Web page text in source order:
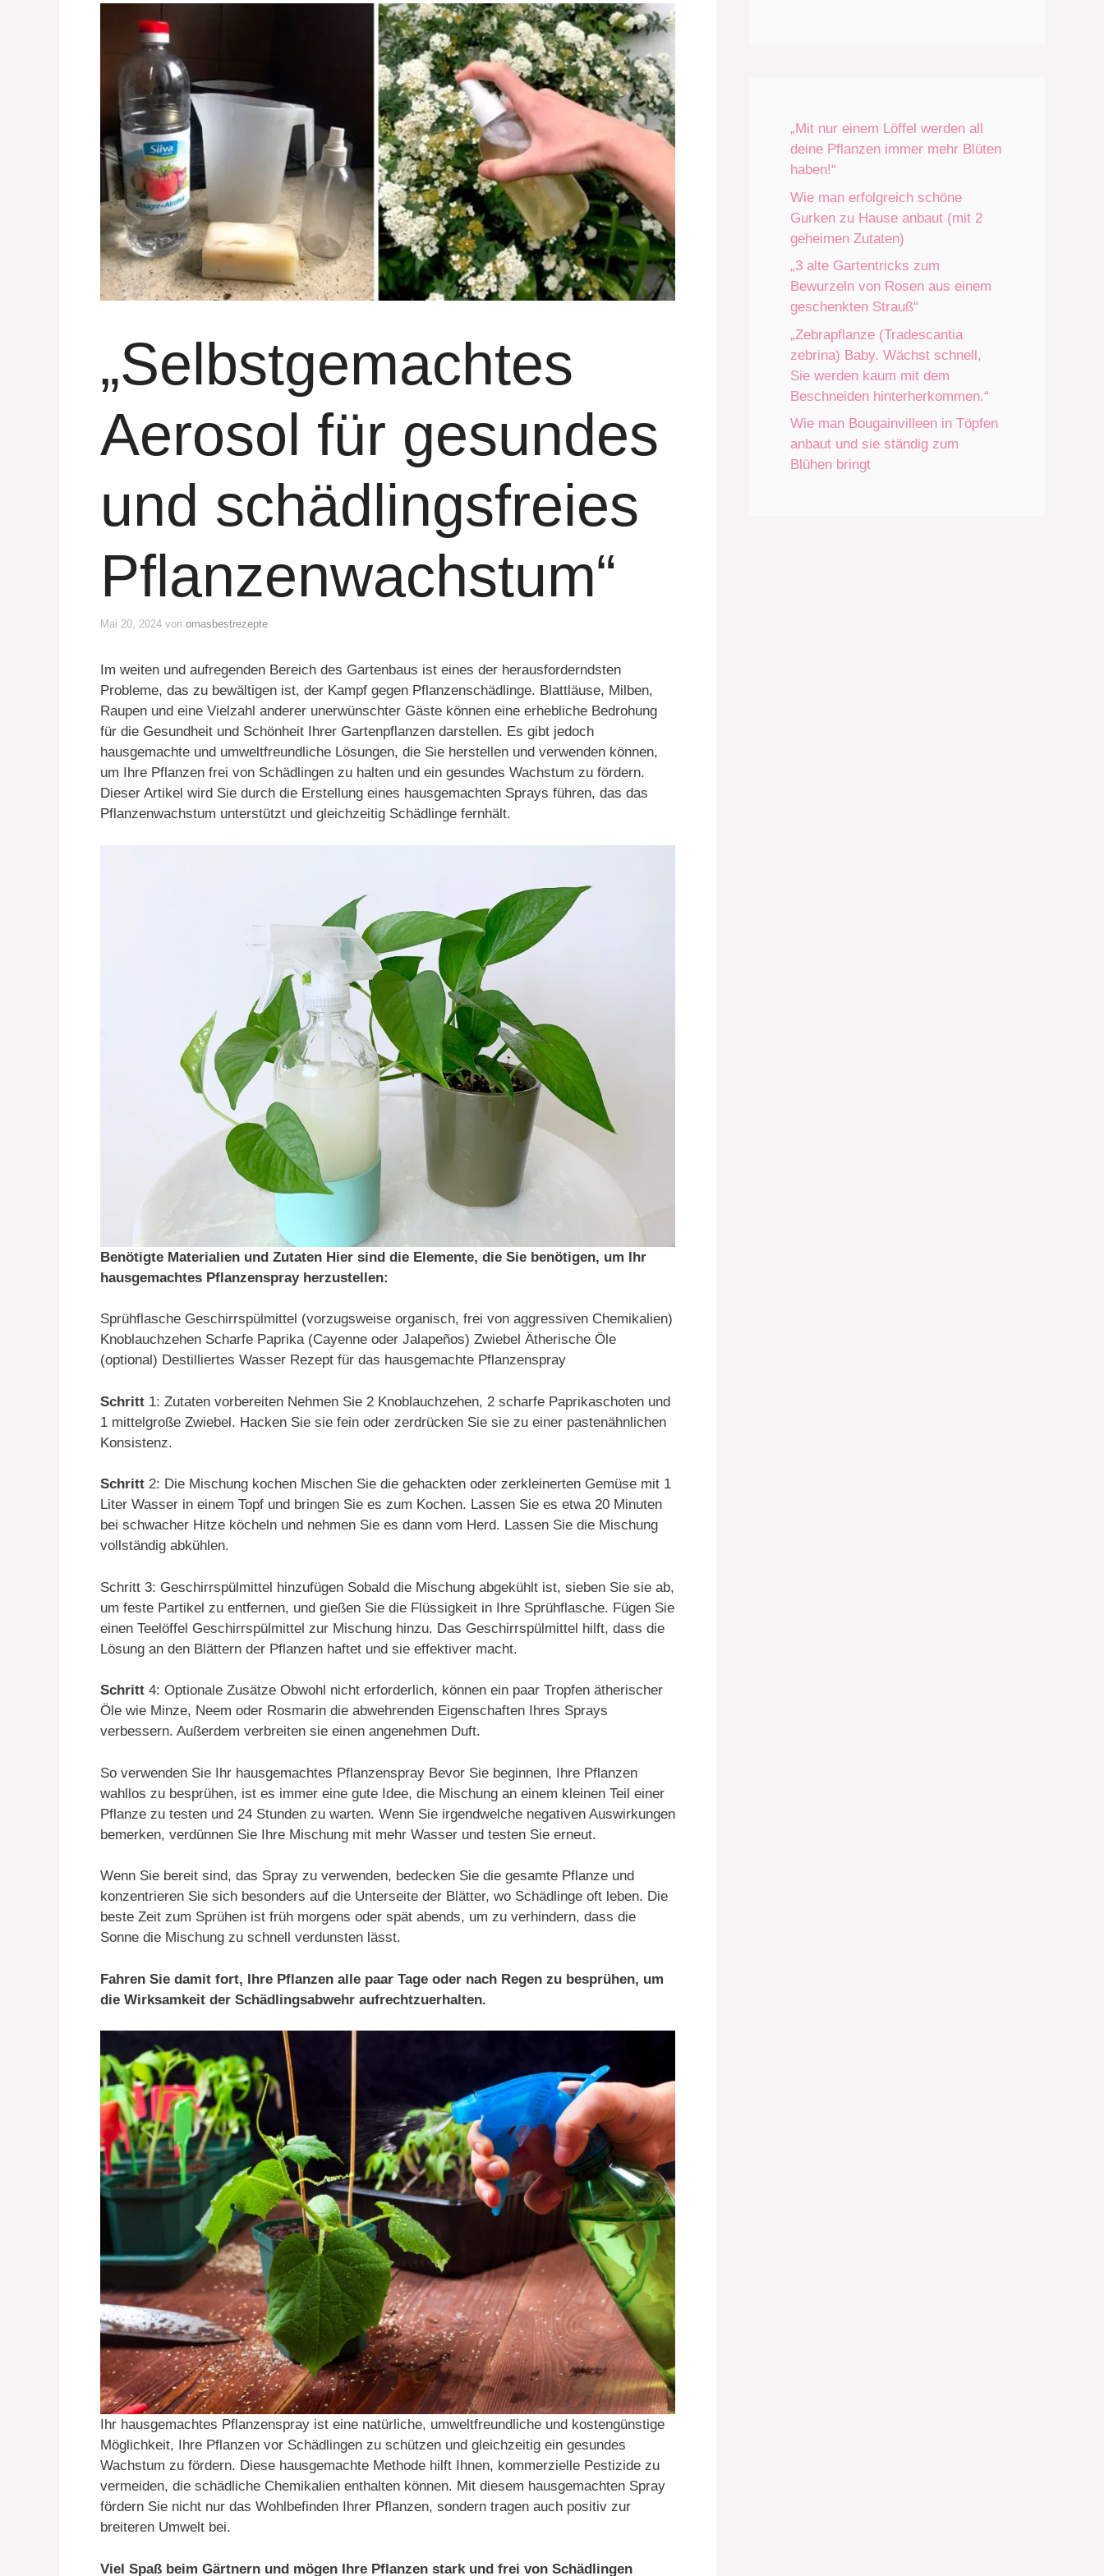
„Selbstgemachtes
Aerosol für gesundes
und schädlingsfreies
Pflanzenwachstum“
Mai 20, 2024 von omasbestrezepte
Im weiten und aufregenden Bereich des Gartenbaus ist eines der herausforderndsten
Probleme, das zu bewältigen ist, der Kampf gegen Pflanzenschädlinge. Blattläuse, Milben,
Raupen und eine Vielzahl anderer unerwünschter Gäste können eine erhebliche Bedrohung
für die Gesundheit und Schönheit Ihrer Gartenpflanzen darstellen. Es gibt jedoch
hausgemachte und umweltfreundliche Lösungen, die Sie herstellen und verwenden können,
um Ihre Pflanzen frei von Schädlingen zu halten und ein gesundes Wachstum zu fördern.
Dieser Artikel wird Sie durch die Erstellung eines hausgemachten Sprays führen, das das
Pflanzenwachstum unterstützt und gleichzeitig Schädlinge fernhält.
Benötigte Materialien und Zutaten Hier sind die Elemente, die Sie benötigen, um Ihr
hausgemachtes Pflanzenspray herzustellen:
Sprühflasche Geschirrspülmittel (vorzugsweise organisch, frei von aggressiven Chemikalien)
Knoblauchzehen Scharfe Paprika (Cayenne oder Jalapeños) Zwiebel Ätherische Öle
(optional) Destilliertes Wasser Rezept für das hausgemachte Pflanzenspray
Schritt 1: Zutaten vorbereiten Nehmen Sie 2 Knoblauchzehen, 2 scharfe Paprikaschoten und
1 mittelgroße Zwiebel. Hacken Sie sie fein oder zerdrücken Sie sie zu einer pastenähnlichen
Konsistenz.
Schritt 2: Die Mischung kochen Mischen Sie die gehackten oder zerkleinerten Gemüse mit 1
Liter Wasser in einem Topf und bringen Sie es zum Kochen. Lassen Sie es etwa 20 Minuten
bei schwacher Hitze köcheln und nehmen Sie es dann vom Herd. Lassen Sie die Mischung
vollständig abkühlen.
Schritt 3: Geschirrspülmittel hinzufügen Sobald die Mischung abgekühlt ist, sieben Sie sie ab,
um feste Partikel zu entfernen, und gießen Sie die Flüssigkeit in Ihre Sprühflasche. Fügen Sie
einen Teelöffel Geschirrspülmittel zur Mischung hinzu. Das Geschirrspülmittel hilft, dass die
Lösung an den Blättern der Pflanzen haftet und sie effektiver macht.
Schritt 4: Optionale Zusätze Obwohl nicht erforderlich, können ein paar Tropfen ätherischer
Öle wie Minze, Neem oder Rosmarin die abwehrenden Eigenschaften Ihres Sprays
verbessern. Außerdem verbreiten sie einen angenehmen Duft.
So verwenden Sie Ihr hausgemachtes Pflanzenspray Bevor Sie beginnen, Ihre Pflanzen
wahllos zu besprühen, ist es immer eine gute Idee, die Mischung an einem kleinen Teil einer
Pflanze zu testen und 24 Stunden zu warten. Wenn Sie irgendwelche negativen Auswirkungen
bemerken, verdünnen Sie Ihre Mischung mit mehr Wasser und testen Sie erneut.
Wenn Sie bereit sind, das Spray zu verwenden, bedecken Sie die gesamte Pflanze und
konzentrieren Sie sich besonders auf die Unterseite der Blätter, wo Schädlinge oft leben. Die
beste Zeit zum Sprühen ist früh morgens oder spät abends, um zu verhindern, dass die
Sonne die Mischung zu schnell verdunsten lässt.
Fahren Sie damit fort, Ihre Pflanzen alle paar Tage oder nach Regen zu besprühen, um
die Wirksamkeit der Schädlingsabwehr aufrechtzuerhalten.
Ihr hausgemachtes Pflanzenspray ist eine natürliche, umweltfreundliche und kostengünstige
Möglichkeit, Ihre Pflanzen vor Schädlingen zu schützen und gleichzeitig ein gesundes
Wachstum zu fördern. Diese hausgemachte Methode hilft Ihnen, kommerzielle Pestizide zu
vermeiden, die schädliche Chemikalien enthalten können. Mit diesem hausgemachten Spray
fördern Sie nicht nur das Wohlbefinden Ihrer Pflanzen, sondern tragen auch positiv zur
breiteren Umwelt bei.
Viel Spaß beim Gärtnern und mögen Ihre Pflanzen stark und frei von Schädlingen
„Mit nur einem Löffel werden all
deine Pflanzen immer mehr Blüten
haben!“
Wie man erfolgreich schöne
Gurken zu Hause anbaut (mit 2
geheimen Zutaten)
„3 alte Gartentricks zum
Bewurzeln von Rosen aus einem
geschenkten Strauß“
„Zebrapflanze (Tradescantia
zebrina) Baby. Wächst schnell,
Sie werden kaum mit dem
Beschneiden hinterherkommen.“
Wie man Bougainvilleen in Töpfen
anbaut und sie ständig zum
Blühen bringt